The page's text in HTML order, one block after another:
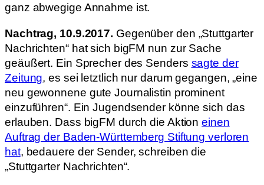
ganz abwegige Annahme ist.
Nachtrag, 10.9.2017. Gegenüber den „Stuttgarter
Nachrichten“ hat sich bigFM nun zur Sache
geäußert. Ein Sprecher des Senders sagte der
Zeitung, es sei letztlich nur darum gegangen, „eine
neu gewonnene gute Journalistin prominent
einzuführen“. Ein Jugendsender könne sich das
erlauben. Dass bigFM durch die Aktioneinen
Auftrag der Baden-Württemberg Stiftung verloren
hat, bedauere der Sender, schreiben die
„Stuttgarter Nachrichten“.